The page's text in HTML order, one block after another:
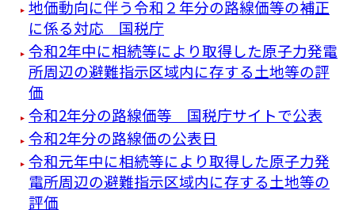
地価動向に伴う令和２年分の路線価等の補正
に係る対応 国税庁
令和2年中に相続等により取得した原子力発電
所周辺の避難指示区域内に存する土地等の評
価
令和2年分の路線価等 国税庁サイトで公表
令和2年分の路線価の公表日
令和元年中に相続等により取得した原子力発
電所周辺の避難指示区域内に存する土地等の
評価